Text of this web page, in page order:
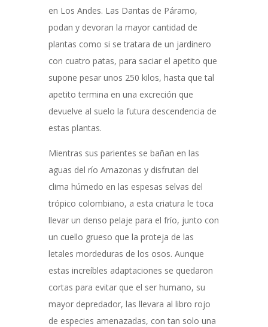
en Los Andes. Las Dantas de Páramo,
podan y devoran la mayor cantidad de
plantas como si se tratara de un jardinero
con cuatro patas, para saciar el apetito que
supone pesar unos 250 kilos, hasta que tal
apetito termina en una excreción que
devuelve al suelo la futura descendencia de
estas plantas.
Mientras sus parientes se bañan en las
aguas del río Amazonas y disfrutan del
clima húmedo en las espesas selvas del
trópico colombiano, a esta criatura le toca
llevar un denso pelaje para el frío, junto con
un cuello grueso que la proteja de las
letales mordeduras de los osos. Aunque
estas increíbles adaptaciones se quedaron
cortas para evitar que el ser humano, su
mayor depredador, las llevara al libro rojo
de especies amenazadas, con tan solo una